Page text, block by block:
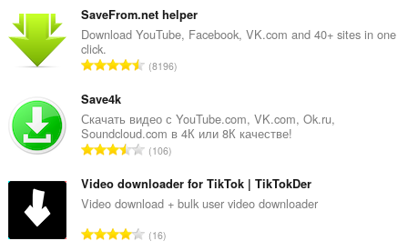
ग
की
ल
:
SaveFrom.net helper
Download YouTube, Facebook, VK.com and 40+ sites in one
click.
रे
की
कु
ल
ख्या
:
8196
Save4k
Скачать видео с YouTube.com, VK.com, Ok.ru,
Soundcloud.com в 4К или 8К качестве!
रे
ग
की
ल
106
Video downloader for TikTok | TikTokDer
Video download + bulk user video downloader
रे 16